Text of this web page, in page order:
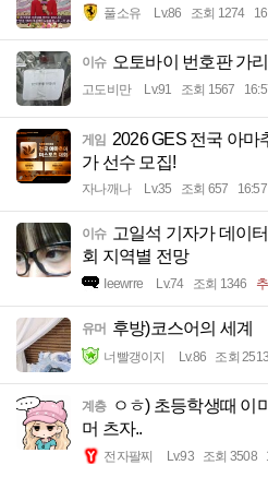
풀소유 Lv.86 조회 1274
이슈 오토바이 번호판 가리
고도비만 Lv.91 조회 1567
게임
2026 GES 전국 아마
가 선수 모집!
자나깨나 Lv.35 조회 657 16:57
이슈 고일석 기자가 데이
회 지역별 전망
Ieewrre Lv.74 조회 1346
유머 후방)코스어의 세계
너빨갱이지 Lv.86 조회 2513
계층
ㅇㅎ) 초등학생때 이
머 츠자..
전자팔찌 Lv.93 조회 3508